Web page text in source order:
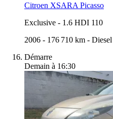
Citroen XSARA Picasso
Exclusive - 1.6 HDI 110
2006 - 176 710 km - Diesel
Démarre
Demain à 16:30